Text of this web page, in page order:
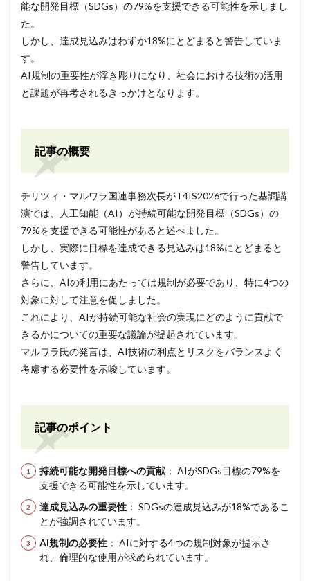
能な開発目標（SDGs）の79%を支援できる可能性を示しまし
た。
しかし、達成見込みはわずか18%にとどまると警告していま
す。
AI規制の重要性が浮き彫りになり、社会における技術の活用
と課題が再考されるきっかけとなります。
記事の概要
チリツィ・マルワラ国連事務次長がT4IS2026で行った基調講
演では、人工知能（AI）が持続可能な開発目標（SDGs）の
79%を支援できる可能性があると述べました。
しかし、実際に目標を達成できる見込みは18%にとどまると
警告しています。
さらに、AIの利用にあたっては規制が必要であり、特に4つの
対象に対して注意を促しました。
これにより、AIが持続可能な社会の実現にどのように貢献で
きるかについての重要な議論が提起されています。
マルワラ氏の発言は、AI技術の利点とリスクをバランスよく
考慮する必要性を示唆しています。
記事のポイント
持続可能な開発目標への貢献 ： AIがSDGs目標の79%を
支援できる可能性を示しています。
達成見込みの重要性 ： SDGsの達成見込みが18%であるこ
とが強調されています。
AI規制の必要性 ： AIに対する4つの規制対象が提示さ
れ、倫理的な使用が求められています。